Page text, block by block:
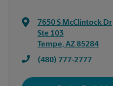
7650 S McClintock Dr
Ste 103
Tempe, AZ85284
(480) 777-2777